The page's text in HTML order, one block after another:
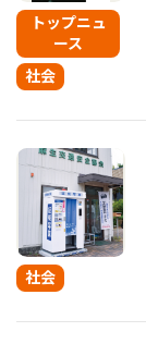
トップニュ
ース
社会
社会